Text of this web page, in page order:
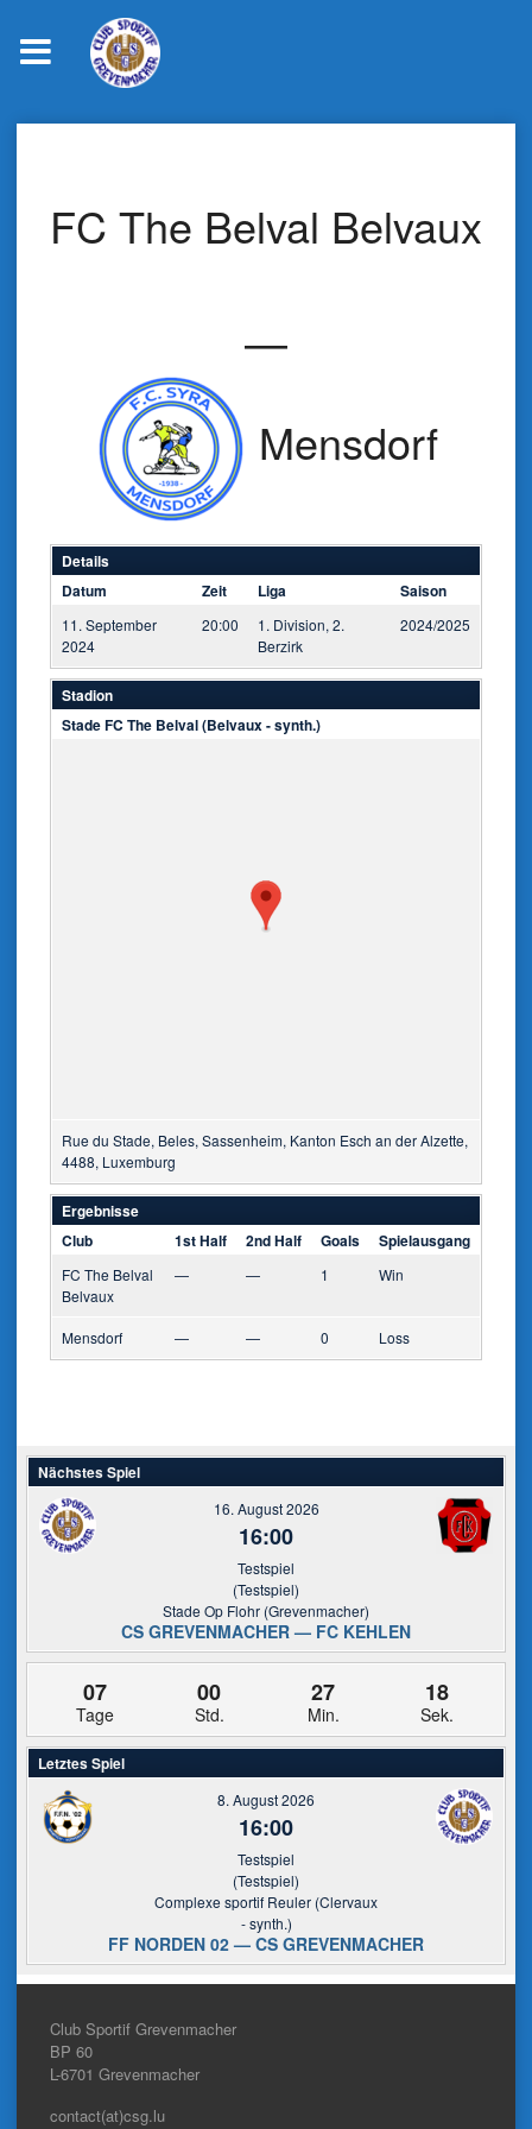
FC The Belval Belvaux
—
Mensdorf
Details
Datum
Zeit Liga Saison
11. September
2024
20:00
1. Division, 2.
Berzirk
2024/2025
Stadion
Stade FC The Belval (Belvaux - synth.)
Rue du Stade, Beles, Sassenheim, Kanton Esch an der Alzette,
4488, Luxemburg
Ergebnisse
Club
1st Half 2nd Half Goals Spielausgang
FC The Belval
Belvaux
— — 1 Win
Mensdorf — — 0 Loss
Nächstes Spiel
16. August 2026
16:00
Testspiel
(Testspiel)
Stade Op Flohr (Grevenmacher)
CS GREVENMACHER — FC KEHLEN
07
Tage
00
Std.
27
Min.
17
Sek.
Letztes Spiel
8. August 2026
16:00
Testspiel
(Testspiel)
Complexe sportif Reuler (Clervaux
- synth.)
FF NORDEN 02 — CS GREVENMACHER
Club Sportif Grevenmacher
BP 60
L-6701 Grevenmacher
contact(at)csg.lu